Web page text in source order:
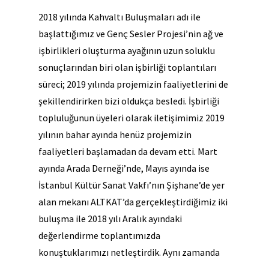
2018 yılında Kahvaltı Buluşmaları adı ile
başlattığımız ve Genç Sesler Projesi’nin ağ ve
işbirlikleri oluşturma ayağının uzun soluklu
sonuçlarından biri olan işbirliği toplantıları
süreci; 2019 yılında projemizin faaliyetlerini de
şekillendirirken bizi oldukça besledi. İşbirliği
topluluğunun üyeleri olarak iletişimimiz 2019
yılının bahar ayında henüz projemizin
faaliyetleri başlamadan da devam etti. Mart
ayında Arada Derneği’nde, Mayıs ayında ise
İstanbul Kültür Sanat Vakfı’nın Şişhane’de yer
alan mekanı ALTKAT’da gerçekleştirdiğimiz iki
buluşma ile 2018 yılı Aralık ayındaki
değerlendirme toplantımızda
konuştuklarımızı netleştirdik. Aynı zamanda